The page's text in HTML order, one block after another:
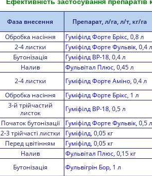
Фаза внесення Препарат, л/га, л/т, кг/га
Обробка насіння Гуміфілд Форте Брікс, 0,8 л
2-4 листки
Гуміфілд Форте Фульвік, 0,4 л
Бутонізація
Гуміфілд ВР-18, 0,4 л
Налив
Фульвітал Плюс, 0,45 л
2-4 листки Гуміфілд Форте Аміно, 0,4 л
Обробка насіння Гуміфілд Форте Брікс, 1 л
3-й трійчастий
листок
Гуміфілд ВР-18, 0,5 л
Початок бутонізації
Гуміфілд Форте Фульвік, 0,5 л
2-3 трійчасті листки Гуміфілд, 0,05 кг
Перед цвітінням
Гуміфілд, 0,05 кг
Налив
Фульвітал Плюс, 0,15 кг
Бутонізація Фульвігрін Бор, 1 л